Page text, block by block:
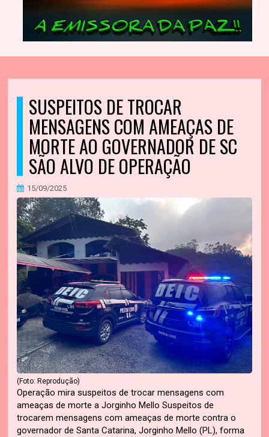
SUSPEITOS DE TROCAR
MENSAGENS COM AMEAÇAS DE
MORTE AO GOVERNADOR DE SC
SÃO ALVO DE OPERAÇÃO
15/09/2025
(Foto: Reprodução)
Operação mira suspeitos de trocar mensagens com
ameaças de morte a Jorginho Mello Suspeitos de
trocarem mensagens com ameaças de morte contra o
governador de Santa Catarina, Jorginho Mello (PL), forma